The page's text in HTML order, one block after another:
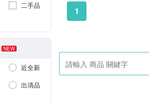
二手品
NEW
近全新
出清品
1